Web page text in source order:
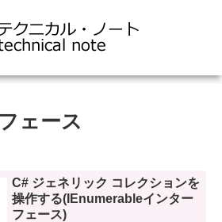
ェース
C# ジェネリック コレクションを
操作する(IEnumerableインター
フェース)